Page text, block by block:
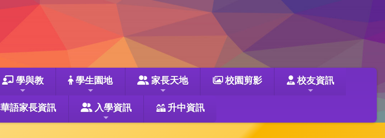
學與教 學生園地 家長天地 校園剪影 校友資訊
華語家長資訊 入學資訊 升中資訊